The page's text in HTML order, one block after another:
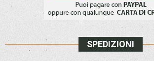
SPEDIZIONI